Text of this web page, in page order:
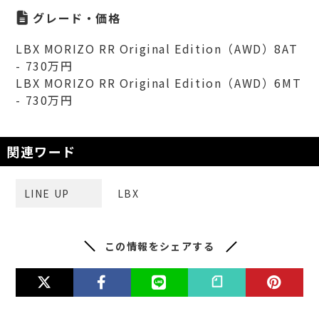
グレード・価格
LBX MORIZO RR Original Edition（AWD）8AT
- 730万円
LBX MORIZO RR Original Edition（AWD）6MT
- 730万円
関連ワード
LINE UP LBX
この情報をシェアする